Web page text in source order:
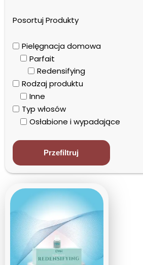
Posortuj Produkty
Cena: od najwyższej do najniższej
Nazwa: od A do Z
Nazwa: od Z do A
Pielęgnacja domowa
Parfait
Redensifying
Rodzaj produktu
Inne
Typ włosów
Osłabione i wypadające
Przefiltruj